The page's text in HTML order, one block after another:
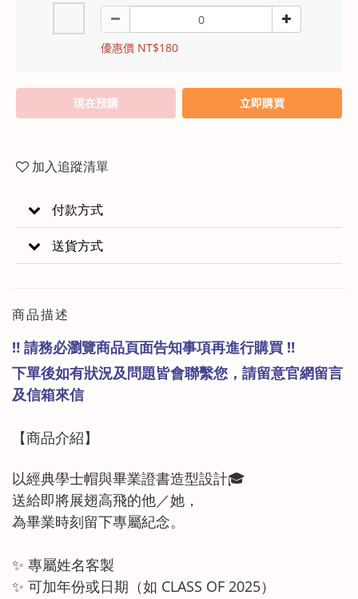
優惠價 NT$180
現在預購 立即購買
加入追蹤清單
付款方式
送貨方式
商品描述
‼️ 請務必瀏覽商品頁面告知事項再進行購買 ‼️
下單後如有狀況及問題皆會聯繫您，請留意官網留言
及信箱來信
【商品介紹】
以經典學士帽與畢業證書造型設計🎓
送給即將展翅高飛的他／她，
為畢業時刻留下專屬紀念。
✨ 專屬姓名客製
✨ 可加年份或日期（如 CLASS OF 2025）